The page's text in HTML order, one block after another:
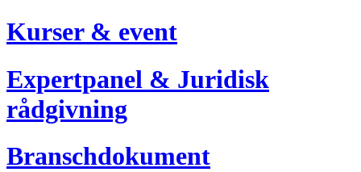
Kurser & event
Expertpanel & Juridisk
rådgivning
Branschdokument